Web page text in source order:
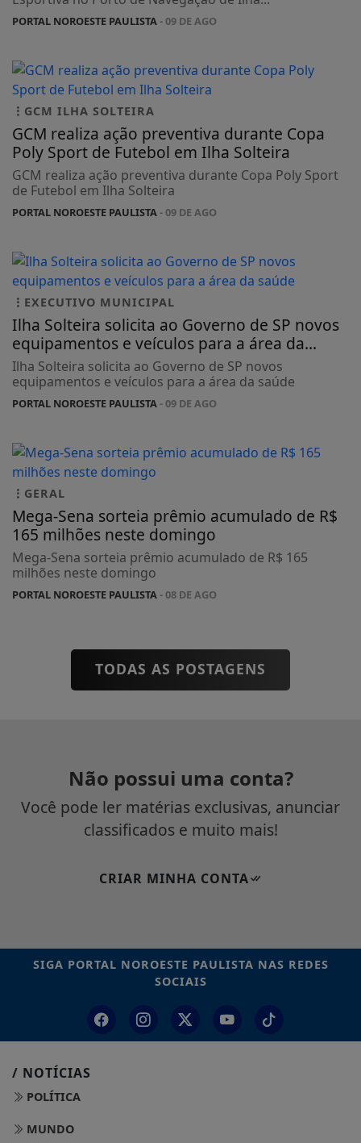
PORTAL NOROESTE PAULISTA- 09 DE AGO
GCM ILHA SOLTEIRA
GCM realiza ação preventiva durante Copa
Poly Sport de Futebol em Ilha Solteira
GCM realiza ação preventiva durante Copa Poly Sport
de Futebol em Ilha Solteira
PORTAL NOROESTE PAULISTA- 09 DE AGO
EXECUTIVO MUNICIPAL
Ilha Solteira solicita ao Governo de SP novos
equipamentos e veículos para a área da...
Ilha Solteira solicita ao Governo de SP novos
equipamentos e veículos para a área da saúde
PORTAL NOROESTE PAULISTA- 09 DE AGO
GERAL
Mega-Sena sorteia prêmio acumulado de R$
165 milhões neste domingo
Mega-Sena sorteia prêmio acumulado de R$ 165
milhões neste domingo
PORTAL NOROESTE PAULISTA- 08 DE AGO
TODAS AS POSTAGENS
Não possui uma conta?
Você pode ler matérias exclusivas, anunciar
classificados e muito mais!
CRIAR MINHA CONTA
SIGA PORTAL NOROESTE PAULISTA NAS REDES
SOCIAIS
/ NOTÍCIAS
POLÍTICA
MUNDO